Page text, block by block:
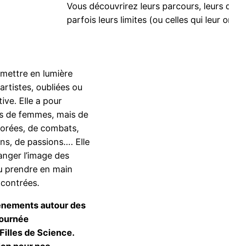
Vous découvrirez leurs parcours, leurs
parfois leurs limites (ou celles qui leur
en lumière
oubliées ou
Elle a pour
de femmes, mais de
de combats,
de passions…. Elle
l’image des
prendre en main
autour des
de Science.